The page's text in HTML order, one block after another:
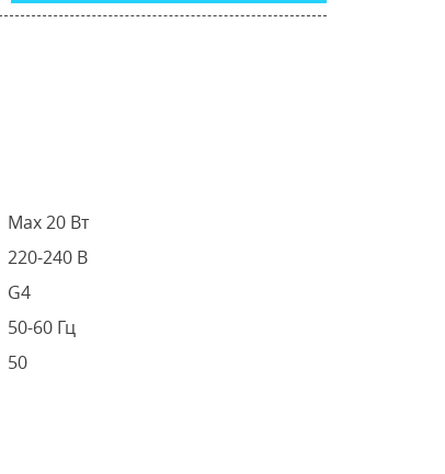
Max 20 Вт
220-240 В
G4
50-60 Гц
50